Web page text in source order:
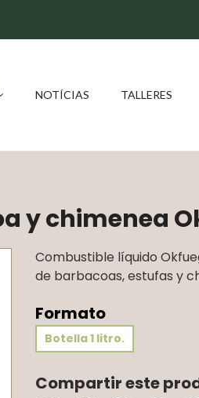
NOTÍCIAS TALLERES
y chimenea
Combustible líquido
de barbacoas, estufas y
Formato
Botella 1 litro.
Compartir este